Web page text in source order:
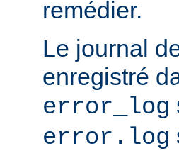
remédier.
Le journal
enregistré
error_log
error.log